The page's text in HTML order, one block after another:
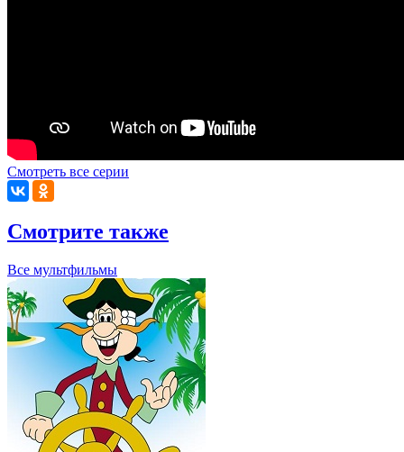
Смотреть все серии
Смотрите также
Все мультфильмы